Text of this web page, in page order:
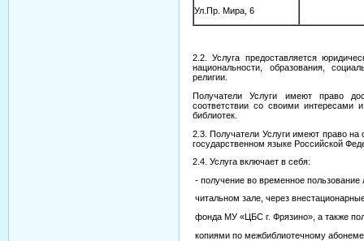
Ул.Пр. Мира, 6
2.2. Услуга предоставляется
национальности, образования,
религии.
Получатели Услуги имеют право
соответствии со своими интересами
библиотек.
2.3. Получатели Услуги имеют право на
государственном языке Российской
2.4. Услуга включает в себя:
- получение во временное
читальном зале, через
фонда МУ «ЦБС г. Фрязино», а также
копиями по межбиблиотечному